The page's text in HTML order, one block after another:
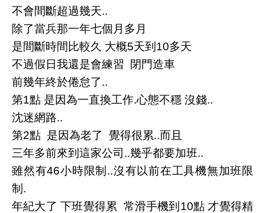
不會間斷超過幾天..
除了當兵那一年七個月多月
是間斷時間比較久 大概5天到10多天
不過假日我還是會練習 閉門造車
前幾年終於倦怠了..
第1點 是因為一直換工作.心態不穩 沒錢..
沈迷網路..
第2點 是因為老了 覺得很累..而且
三年多前來到這家公司..幾乎都要加班..
雖然有46小時限制..沒有以前在工具機無加班限
制.
年紀大了 下班覺得累 常滑手機到10點 才覺得精